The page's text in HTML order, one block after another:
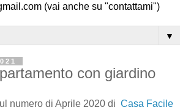
(vai anche su "contattami")
▼
con giardino
numero di Aprile 2020 di Casa Facile